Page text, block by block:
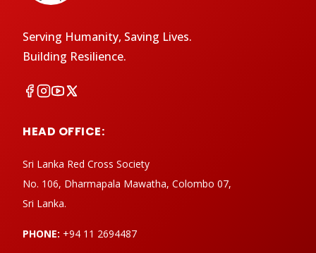
Serving Humanity, Saving Lives.
Building Resilience.
HEAD OFFICE:
Sri Lanka Red Cross Society
No. 106, Dharmapala Mawatha, Colombo 07,
Sri Lanka.
PHONE: +94 11 2694487